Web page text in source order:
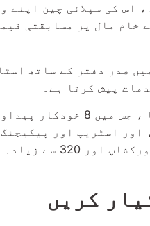
اس کی سپلائی چین اپنے
خام مال پر مسابقتی
صدر دفتر کے ساتھ
پیش کرتا ہے۔
ہم نے ڈونگ گوان میں ایک مینوفیکچرنگ سینٹر
اسٹریپ اور
گیا۔ ہمارے پاس 6000 مربع میٹر سے
کریں